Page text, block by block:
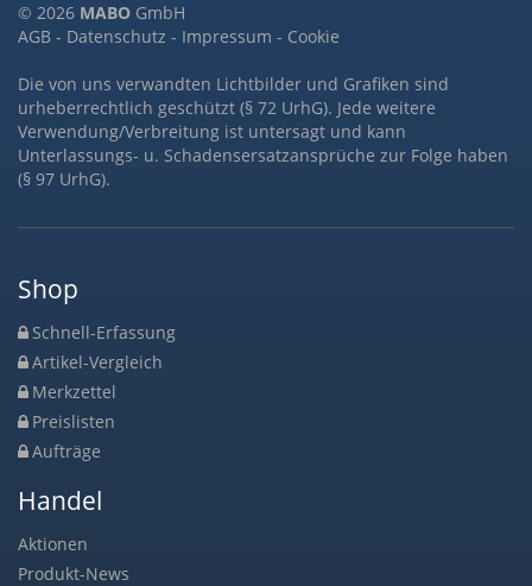
© 2026 MABO GmbH
AGB - Datenschutz - Impressum - Cookie
Die von uns verwandten Lichtbilder und Grafiken sind
urheberrechtlich geschützt (§ 72 UrhG). Jede weitere
Verwendung/Verbreitung ist untersagt und kann
Unterlassungs- u. Schadensersatzansprüche zur Folge haben
(§ 97 UrhG).
Shop
Schnell-Erfassung
Artikel-Vergleich
Merkzettel
Preislisten
Aufträge
Handel
Aktionen
Produkt-News